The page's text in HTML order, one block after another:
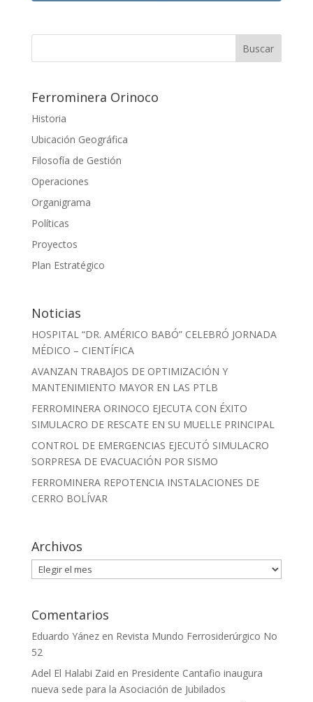
Ferrominera Orinoco
Historia
Ubicación Geográfica
Filosofía de Gestión
Operaciones
Organigrama
Políticas
Proyectos
Plan Estratégico
Noticias
HOSPITAL “DR. AMÉRICO BABÓ” CELEBRÓ JORNADA
MÉDICO – CIENTÍFICA
AVANZAN TRABAJOS DE OPTIMIZACIÓN Y
MANTENIMIENTO MAYOR EN LAS PTLB
FERROMINERA ORINOCO EJECUTA CON ÉXITO
SIMULACRO DE RESCATE EN SU MUELLE PRINCIPAL
CONTROL DE EMERGENCIAS EJECUTÓ SIMULACRO
SORPRESA DE EVACUACIÓN POR SISMO
FERROMINERA REPOTENCIA INSTALACIONES DE
CERRO BOLÍVAR
Archivos
Archivos
Comentarios
Eduardo Yánezen Revista Mundo Ferrosiderúrgico No
52
Adel El Halabi Zaid en Presidente Cantafio inaugura
nueva sede para la Asociación de Jubilados